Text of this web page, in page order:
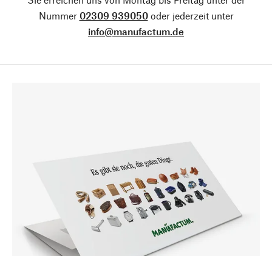
Nummer 02309 939050oder jederzeit unter
info@manufactum.de